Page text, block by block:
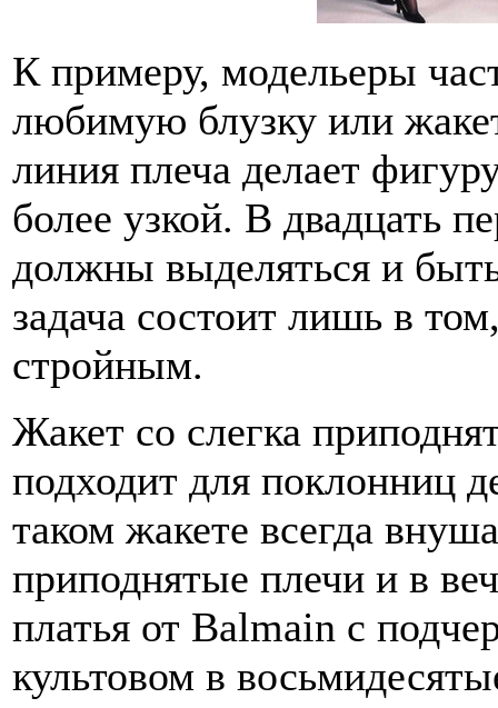
К примеру, модельеры
любимую блузку или
линия плеча делает
более узкой. В двадцать
должны выделяться и
задача состоит лишь в
стройным.
Жакет со слегка
подходит для поклонниц
таком жакете всегда
приподнятые плечи и в
платья от Balmain с
культовом в